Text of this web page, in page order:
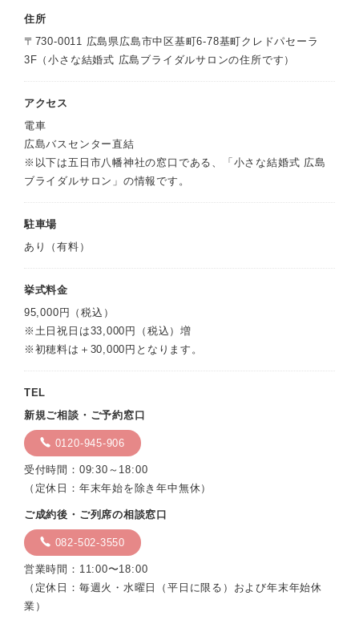
住所
〒730-0011 広島県広島市中区基町6-78基町クレドパセーラ
3F（小さな結婚式 広島ブライダルサロンの住所です）
アクセス
電車
広島バスセンター直結
※以下は五日市八幡神社の窓口である、「小さな結婚式 広島
ブライダルサロン」の情報です。
駐車場
あり（有料）
挙式料金
95,000円（税込）
※土日祝日は33,000円（税込）増
※初穂料は＋30,000円となります。
TEL
新規ご相談・ご予約窓口
0120-945-906
受付時間：09:30～18:00
（定休日：年末年始を除き年中無休）
ご成約後・ご列席の相談窓口
082-502-3550
営業時間：11:00〜18:00
（定休日：毎週火・水曜日（平日に限る）および年末年始休
業）